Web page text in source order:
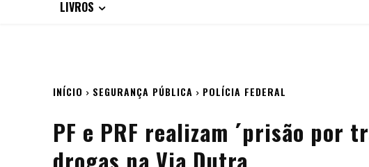
LIVROS
INÍCIO SEGURANÇA PÚBLICA POLÍCIA FEDERAL
PF e PRF realizam ´prisão por
drogas na Via Dutra